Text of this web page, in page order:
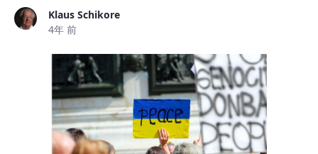
Klaus Schikore
4年 前